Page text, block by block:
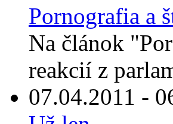
Pornografia a
Na článok
reakcií z
07.04.2011 -